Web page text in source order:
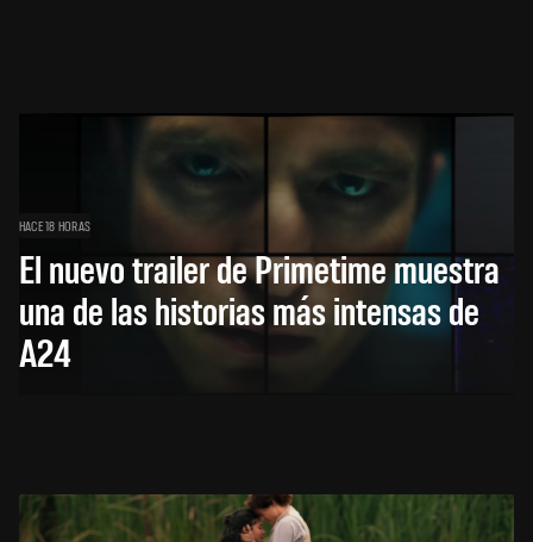
HACE 18 HORAS
El nuevo trailer de Primetime muestra
una de las historias más intensas de
A24